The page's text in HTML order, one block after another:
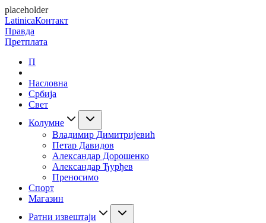
placeholder
LatinicaКонтакт
Правда
Претплата
П
Насловна
Србија
Свет
Колумне
Владимир Димитријевић
Петар Давидов
Александар Дорошенко
Александар Ђурђев
Преносимо
Спорт
Магазин
Ратни извештаји